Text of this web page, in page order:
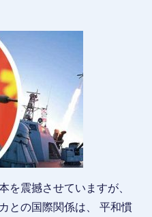
を震撼させていますが、
との国際関係は、 平和慣